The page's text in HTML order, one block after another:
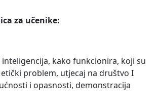
za učenike:
inteligencija, kako funkcionira, koji su
problem, utjecaj na društvo I
i opasnosti, demonstracija